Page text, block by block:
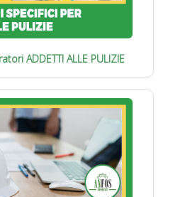
ADDETTI ALLE PULIZIE